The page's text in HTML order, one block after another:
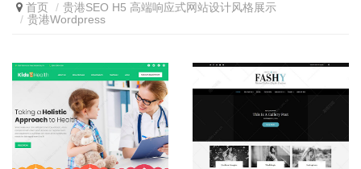
首页
贵港SEO H5 高端响应式网站设计风格展示
贵港Wordpress